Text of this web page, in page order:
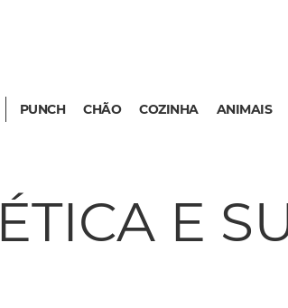
PUNCH CHÃO COZINHA ANIMAIS
ÉTICA E